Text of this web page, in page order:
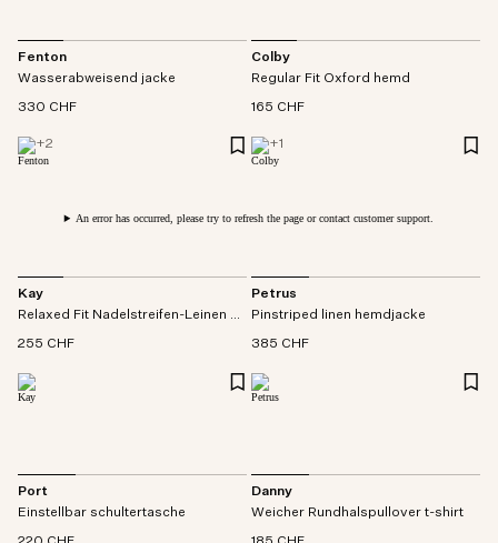
Fenton
Wasserabweisend jacke
330 CHF
+2
Colby
Regular Fit Oxford hemd
165 CHF
+1
Kay
Relaxed Fit Nadelstreifen-Leinen hose
255 CHF
Petrus
Pinstriped linen hemdjacke
385 CHF
Port
Einstellbar schultertasche
Danny
Weicher Rundhalspullover t-shirt
An error has occurred, please try to refresh the page or contact customer support.